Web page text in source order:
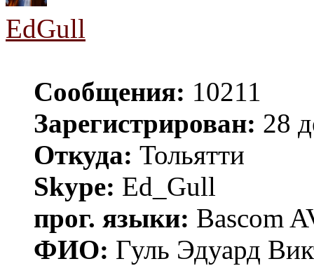
EdGull
Сообщения: 10211
Зарегистрирован: 28
Откуда: Тольятти
Skype: Ed_Gull
прог. языки: Bascom
ФИО: Гуль Эдуард